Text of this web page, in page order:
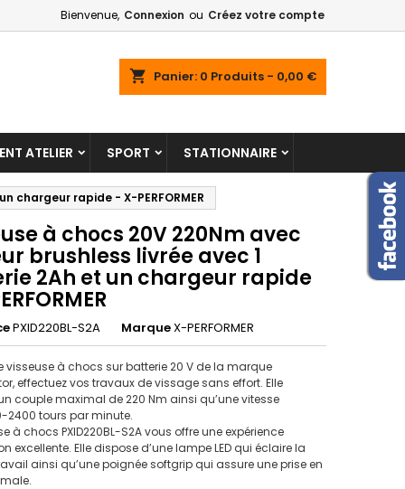
Bienvenue, Connexion ou Créez votre compte
shopping_cart Panier: 0 Produits - 0,00 €
ATELIER SPORT STATIONNAIRE
chargeur rapide - X-PERFORMER
à chocs 20V 220Nm avec
brushless livrée avec 1
2Ah et un chargeur rapide
PXID220BL-S2A MarqueX-PERFORMER
visseuse à chocs sur batterie 20 V de la marque
effectuez vos travaux de vissage sans effort. Elle
couple maximal de 220 Nm ainsi qu’une vitesse
2400 tours par minute.
à chocs PXID220BL-S2A vous offre une expérience
excellente. Elle dispose d’une lampe LED qui éclaire la
ainsi qu’une poignée softgrip qui assure une prise en